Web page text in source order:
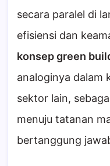
secara paralel di
efisiensi dan
konsep green
analoginya dalam
sektor lain,
menuju tatanan
bertanggung